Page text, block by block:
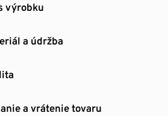
výrobku
a údržba
a vrátenie tovaru